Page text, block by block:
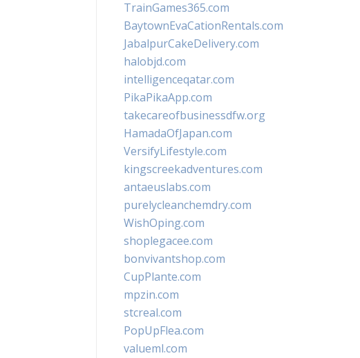
TrainGames365.com
BaytownEvaCationRentals.com
JabalpurCakeDelivery.com
halobjd.com
intelligenceqatar.com
PikaPikaApp.com
takecareofbusinessdfw.org
HamadaOfJapan.com
VersifyLifestyle.com
kingscreekadventures.com
antaeuslabs.com
purelycleanchemdry.com
WishOping.com
shoplegacee.com
bonvivantshop.com
CupPlante.com
mpzin.com
stcreal.com
PopUpFlea.com
valueml.com